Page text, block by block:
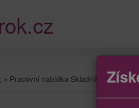
» Pracovní nabídka Skladník (m/ž)